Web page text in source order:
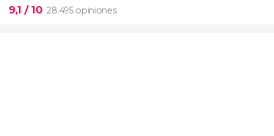
9,1 / 10 28.495 opiniones